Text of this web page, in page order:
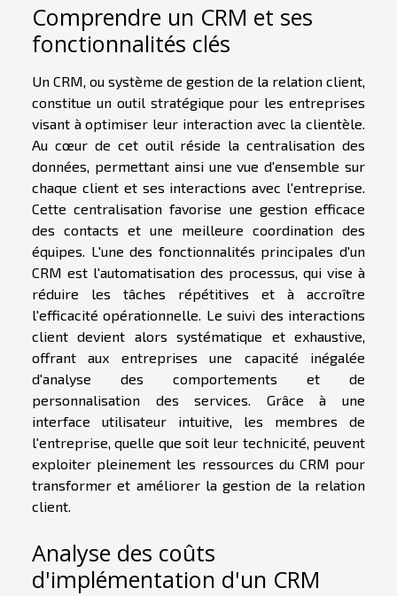
Comprendre un CRM et ses
fonctionnalités clés
Un CRM, ou système de gestion de la relation client,
constitue un outil stratégique pour les entreprises
visant à optimiser leur interaction avec la clientèle.
Au cœur de cet outil réside la centralisation des
données, permettant ainsi une vue d'ensemble sur
chaque client et ses interactions avec l'entreprise.
Cette centralisation favorise une gestion efficace
des contacts et une meilleure coordination des
équipes. L'une des fonctionnalités principales d'un
CRM est l'automatisation des processus, qui vise à
réduire les tâches répétitives et à accroître
l'efficacité opérationnelle. Le suivi des interactions
client devient alors systématique et exhaustive,
offrant aux entreprises une capacité inégalée
d'analyse des comportements et de
personnalisation des services. Grâce à une
interface utilisateur intuitive, les membres de
l'entreprise, quelle que soit leur technicité, peuvent
exploiter pleinement les ressources du CRM pour
transformer et améliorer la gestion de la relation
client.
Analyse des coûts
d'implémentation d'un CRM